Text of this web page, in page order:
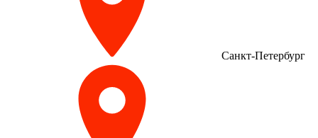
Санкт-Петербург